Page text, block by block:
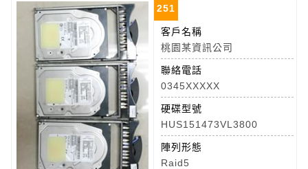
251
客戶名稱
桃園某資訊公司
聯絡電話
0345XXXXX
硬碟型號
HUS151473VL3800
陣列形態
Raid5